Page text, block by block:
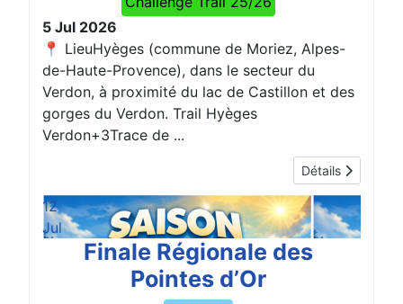
5 Jul 2026
📍 LieuHyèges (commune de Moriez, Alpes-
de-Haute-Provence), dans le secteur du
Verdon, à proximité du lac de Castillon et des
gorges du Verdon. Trail Hyèges
Verdon+3Trace de ...
Détails
12
Jul
Finale Régionale des
Pointes d’Or